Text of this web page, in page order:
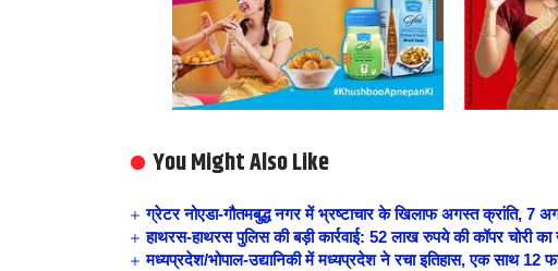
You Might Also Like
ग्रेटर नोएडा-गौतमबुद्ध नगर में भ्रष्टाचार के खिलाफ अगस्त क्रांति,
हाथरस-हाथरस पुलिस की बड़ी कार्रवाई: 52 लाख रुपये की कॉपर चोरी का
मध्यप्रदेश/भोपाल-उद्यानिकी में मध्यप्रदेश ने रचा इतिहास, एक साथ 12